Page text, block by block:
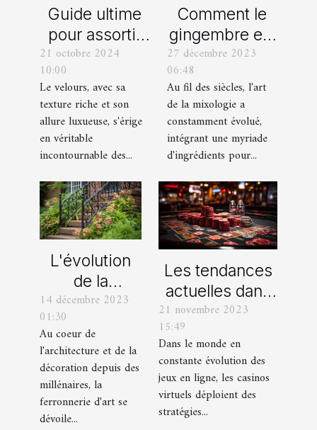
Guide ultime
pour assortir
vos
chaussures
avec des
pantalons en
velours
21 octobre 2024
10:00
Le velours, avec sa
texture riche et son
allure luxueuse, s'érige
en véritable
incontournable des...
Comment le
gingembre est
devenu un
ingrédient clé
dans la
mixologie
moderne
27 décembre 2023
06:48
Au fil des siècles, l'art
de la mixologie a
constamment évolué,
intégrant une myriade
d'ingrédients pour...
L'évolution
de la
ferronnerie
d'art à travers
les siècles
14 décembre 2023
01:30
Au coeur de
l'architecture et de la
décoration depuis des
millénaires, la
ferronnerie d'art se
dévoile...
Les tendances
actuelles dans
les offres
promotionnelles
des casinos en
ligne
21 novembre 2023
15:49
Dans le monde en
constante évolution des
jeux en ligne, les casinos
virtuels déploient des
stratégies...